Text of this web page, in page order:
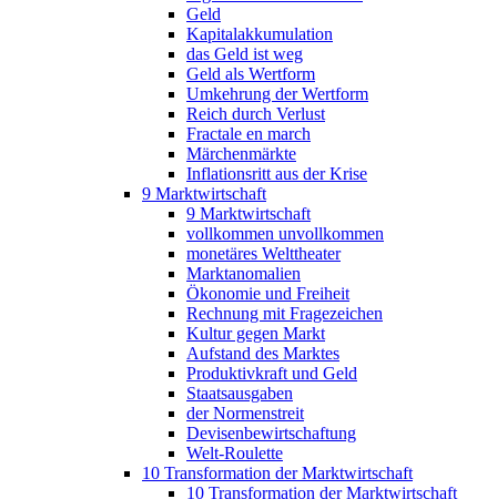
Geld
Kapitalakkumulation
das Geld ist weg
Geld als Wertform
Umkehrung der Wertform
Reich durch Verlust
Fractale en march
Märchenmärkte
Inflationsritt aus der Krise
9 Marktwirtschaft
9 Marktwirtschaft
vollkommen unvollkommen
monetäres Welttheater
Marktanomalien
Ökonomie und Freiheit
Rechnung mit Fragezeichen
Kultur gegen Markt
Aufstand des Marktes
Produktivkraft und Geld
Staatsausgaben
der Normenstreit
Devisenbewirtschaftung
Welt-Roulette
10 Transformation der Marktwirtschaft
10 Transformation der Marktwirtschaft